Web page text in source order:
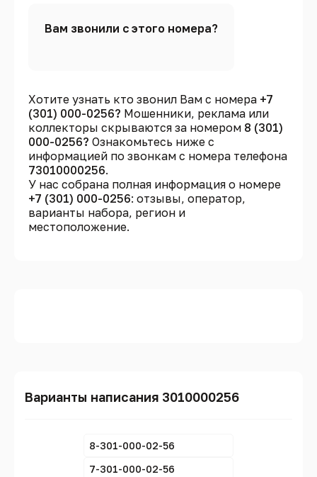
Вам звонили с этого номера?
Хотите узнать кто звонил Вам с номера +7
(301) 000-0256? Мошенники, реклама или
коллекторы скрываются за номером 8 (301)
000-0256? Ознакомьтесь ниже с
информацией по звонкам с номера телефона
73010000256.
У нас собрана полная информация о номере
+7 (301) 000-0256: отзывы, оператор,
варианты набора, регион и
местоположение.
Варианты написания 3010000256
8-301-000-02-56
7-301-000-02-56